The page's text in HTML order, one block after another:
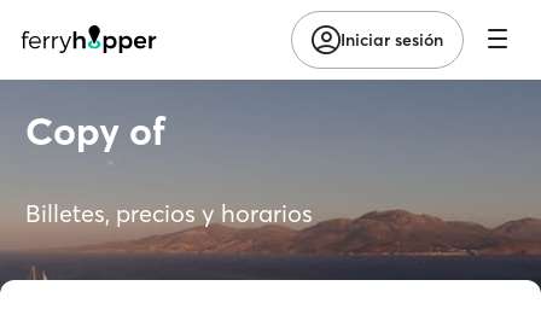
Iniciar sesión
Copy of
Billetes, precios y horarios